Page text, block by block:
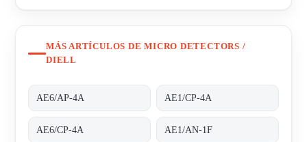
MÁS ARTÍCULOS DE MICRO DETECTORS /
DIELL
AE6/AP-4A AE1/CP-4A
AE6/CP-4A AE1/AN-1F